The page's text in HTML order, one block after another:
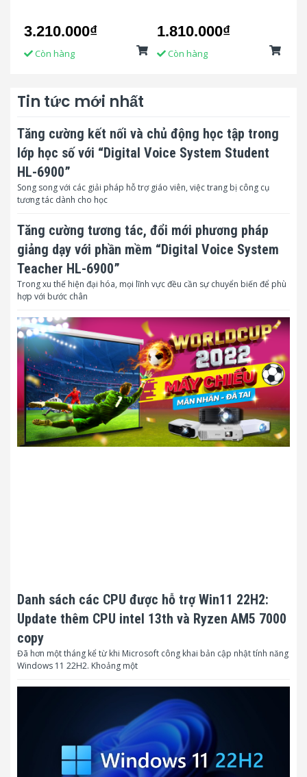
3.210.000₫
Còn hàng
1.810.000₫
Còn hàng
Tin tức mới nhất
Tăng cường kết nối và chủ động học tập trong
lớp học số với “Digital Voice System Student
HL-6900”
Song song với các giải pháp hỗ trợ giáo viên, việc trang bị công cụ
tương tác dành cho học
Tăng cường tương tác, đổi mới phương pháp
giảng dạy với phần mềm “Digital Voice System
Teacher HL-6900”
Trong xu thế hiện đại hóa, mọi lĩnh vực đều cần sự chuyển biến để phù
hợp với bước chân
Danh sách các CPU được hỗ trợ Win11 22H2:
Update thêm CPU intel 13th và Ryzen AM5 7000
copy
Đã hơn một tháng kể từ khi Microsoft công khai bản cập nhật tính năng
Windows 11 22H2. Khoảng một